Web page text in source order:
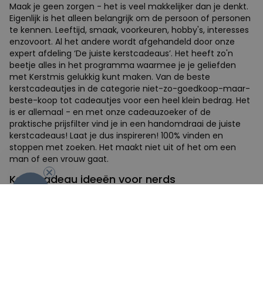
Maak je geen zorgen - het is veel makkelijker dan je denkt.
Eigenlijk is het alleen belangrijk om de persoon of personen
te kennen. Leeftijd, smaak, voorkeuren, hobby's, interesses
enzovoort. Al het andere wordt afgehandeld door onze
expert afdeling ‘De juiste kerstcadeaus’. Het heeft zo'n
beetje alles in het programma waarmee je je geliefden
met Kerstmis gelukkig kunt maken. Van de beste
kerstcadeautjes in de categorie niet-zo-goedkoop-maar-
beste-koop tot cadeautjes voor een heel klein bedrag. Het
is er allemaal - en met onze cadeauzoeker of de
praktische prijsfilter vind je in een handomdraai de juiste
kerstcadeaus! Laat je dus inspireren! 100% vinden en
stoppen met zoeken. Het maakt niet uit of het om een
man of een vrouw gaat.
Kerstcadeau ideeën voor nerds